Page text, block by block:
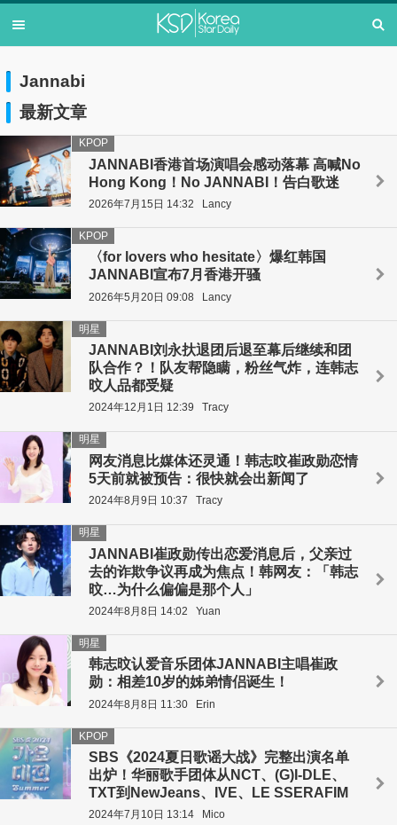
Jannabi
最新文章
JANNABI香港首场演唱会感动落幕 高喊No
Hong Kong！No JANNABI！告白歌迷
KPOP
2026年7月15日 14:32 Lancy
〈for lovers who hesitate〉爆红韩国
JANNABI宣布7月香港开骚
KPOP
2026年5月20日 09:08 Lancy
JANNABI刘永㧋退团后退至幕后继续和团
队合作？！队友帮隐瞒，粉丝气炸，连韩志
旼人品都受疑
明星
2024年12月1日 12:39 Tracy
网友消息比媒体还灵通！韩志旼崔政勋恋情
5天前就被预告：很快就会出新闻了
明星
2024年8月9日 10:37 Tracy
JANNABI崔政勋传出恋爱消息后，父亲过
去的诈欺争议再成为焦点！韩网友：「韩志
旼…为什么偏偏是那个人」
明星
2024年8月8日 14:02 Yuan
韩志旼认爱音乐团体JANNABI主唱崔政
勋：相差10岁的姊弟情侣诞生！
明星
2024年8月8日 11:30 Erin
SBS《2024夏日歌谣大战》完整出演名单
出炉！华丽歌手团体从NCT、(G)I-DLE、
TXT到NewJeans、IVE、LE SSERAFIM
KPOP
2024年7月10日 13:14 Mico